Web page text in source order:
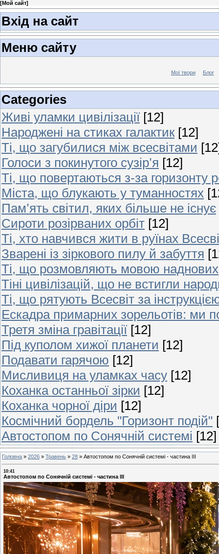
[Мой сайт]
Вхід на сайт
Меню сайту
Мої твори Блог
Categories
Живі уламки цивілізації [12]
Народжені на стиках галактик [12]
Ті, що загубилися між всесвітами
Голоси з покинутого сузір’я [12]
Ті, що повертаються з-за горизонту
Міста, що блукають у туманностях
Пам’ять світил, яких більше не існує
Сироти розірваних орбіт [12]
Ті, хто навчився жити в руїнах
Зварені із зіркового пилу й забуття
Ті, що розмовляють мовою наднових
Тіні цивілізацій, що не встигли
Ті, що рятують Всесвіт за
Ескадра примарних зорельотів: ми
Третя зміна гравітації [12]
Під куполом хижої планети [12]
Подавати гарячою [12]
Мисливиця на уламках часу [12]
Коханка останньої зірки [12]
Коханка чорної діри [12]
Космічний бордель "Горизонт подій"
Автостопом по Сонячній системі [12]
Головна » 2026 » Травень » 28 » Автостопом по Сонячній системі - частина ІІІ
10:41
Автостопом по Сонячній системі - частина ІІІ